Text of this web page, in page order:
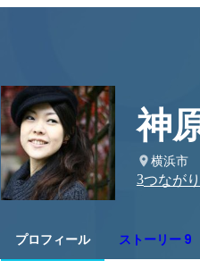
神
横浜市
3つながり
プロフィール ストーリー 9